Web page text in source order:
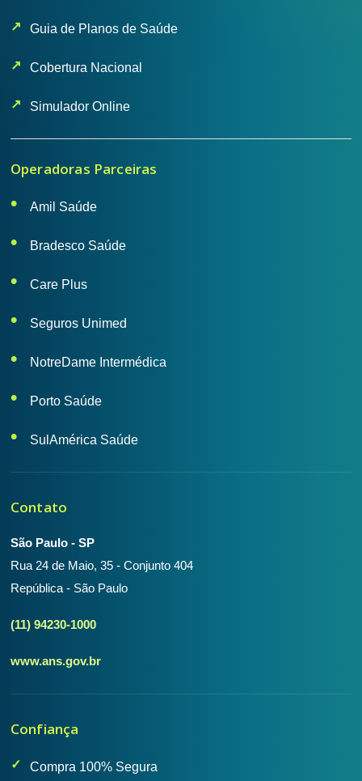
Guia de Planos de Saúde
Cobertura Nacional
Simulador Online
Operadoras Parceiras
Amil Saúde
Bradesco Saúde
Care Plus
Seguros Unimed
NotreDame Intermédica
Porto Saúde
SulAmérica Saúde
Contato
São Paulo - SP
Rua 24 de Maio, 35 - Conjunto 404
República - São Paulo
(11) 94230-1000
www.ans.gov.br
Confiança
Compra 100% Segura